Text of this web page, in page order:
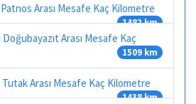
Arası Mesafe Kaç Kilometre
1482 km
Doğubayazıt Arası Mesafe Kaç
1509 km
Tutak Arası Mesafe Kaç Kilometre
1438 km